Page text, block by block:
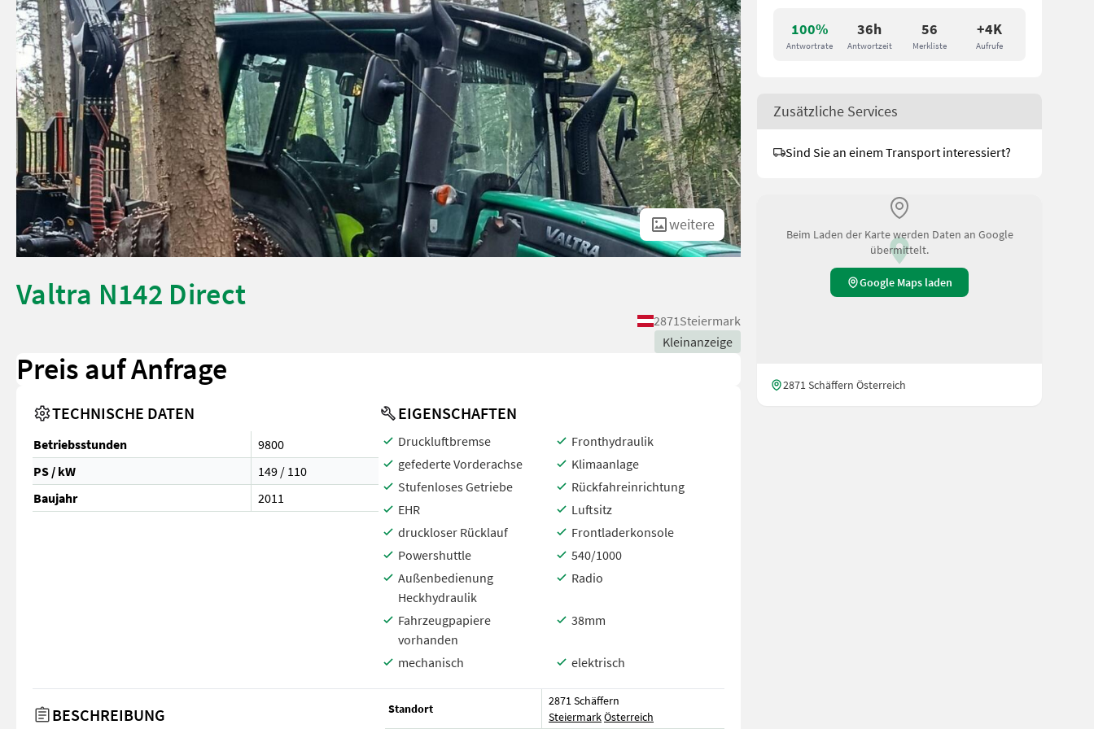
weitere
Valtra N142 Direct
Kleinanzeige
2871Steiermark
Preis auf Anfrage
TECHNISCHE DATEN
Betriebsstunden
9800
PS / kW
149 / 110
Baujahr
2011
EIGENSCHAFTEN
Druckluftbremse
Fronthydraulik
gefederte Vorderachse
Klimaanlage
Stufenloses Getriebe
Rückfahreinrichtung
EHR
Luftsitz
druckloser Rücklauf
Frontladerkonsole
Powershuttle
540/1000
Außenbedienung
Heckhydraulik
Radio
Fahrzeugpapiere
vorhanden
38mm
mechanisch elektrisch
BESCHREIBUNG Standort
2871 Schäffern
SteiermarkÖsterreich
100%
Antwortrate
36h
Antwortzeit
56
Merkliste
+4K
Aufrufe
Zusätzliche Services
Sind Sie an einem Transport interessiert?
Beim Laden der Karte werden Daten an Google
übermittelt.
Google Maps laden
2871 Schäffern Österreich